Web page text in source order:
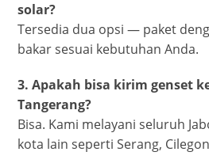
solar?
Tersedia dua opsi — paket
bakar sesuai kebutuhan Anda.
3. Apakah bisa kirim genset
Tangerang?
Bisa. Kami melayani seluruh
kota lain seperti Serang,